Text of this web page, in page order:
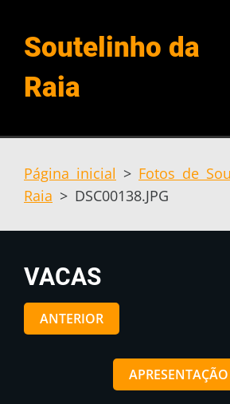
Soutelinho da
Raia
Página inicial > Fotos de
Raia > DSC00138.JPG
VACAS
ANTERIOR
APRESENTAÇÃO